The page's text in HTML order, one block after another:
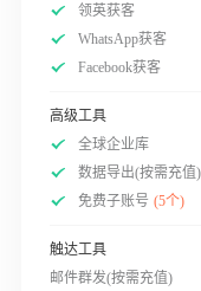
领英获客
WhatsApp获客
Facebook获客
高级工具
全球企业库
数据导出(按需充值)
免费子账号 (5个)
触达工具
邮件群发(按需充值)